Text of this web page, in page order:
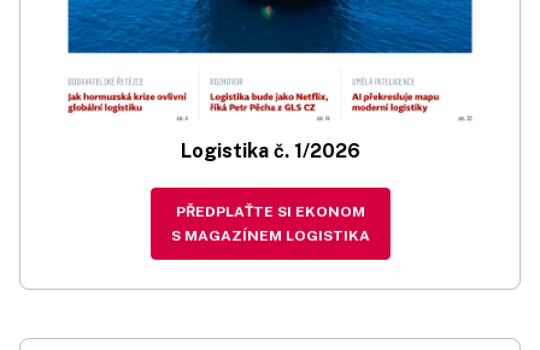
Logistika č. 1/2026
PŘEDPLAŤTE SI EKONOM
S MAGAZÍNEM LOGISTIKA